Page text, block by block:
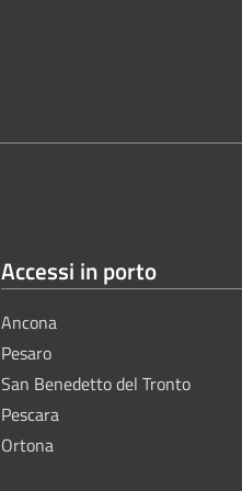
Accessi in porto
Ancona
Pesaro
San Benedetto del Tronto
Pescara
Ortona